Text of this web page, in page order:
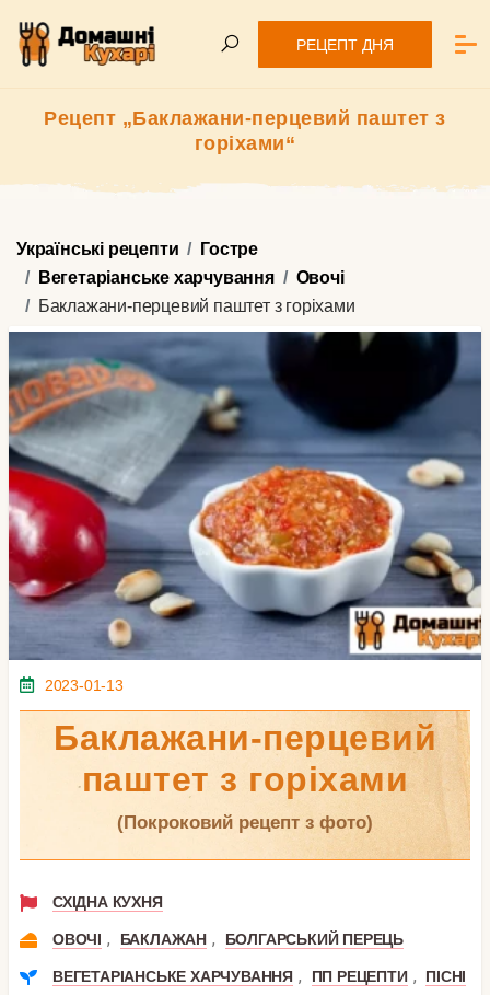
РЕЦЕПТ ДНЯ
Рецепт „Баклажани-перцевий паштет з
горіхами“
Українські рецепти
Гостре
Вегетаріанське харчування
Овочі
Баклажани-перцевий паштет з горіхами
2023-01-13
Баклажани-перцевий
паштет з горіхами
(покроковий рецепт з фото)
СХІДНА КУХНЯ
ОВОЧІ , БАКЛАЖАН , БОЛГАРСЬКИЙ ПЕРЕЦЬ
ВЕГЕТАРІАНСЬКЕ ХАРЧУВАННЯ , ПП РЕЦЕПТИ ,
ПІСНІ